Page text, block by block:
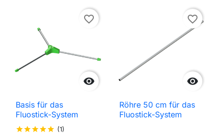

favorite_border
Basis für das
Fluostick-System
starstarstarstarstar (1)

favorite_border
Röhre 50 cm für das
Fluostick-System